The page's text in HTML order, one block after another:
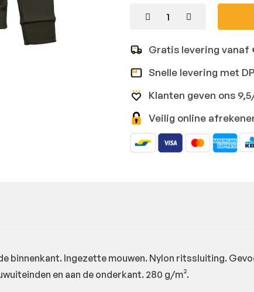
Gratis levering vanaf
Snelle levering met
Klanten geven ons
Veilig online
binnenkant. Ingezette mouwen. Nylon ritssluiting.
en aan de onderkant. 280 g/m².